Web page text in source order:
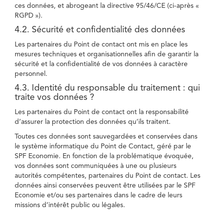
ces données, et abrogeant la directive 95/46/CE (ci-après «
RGPD »).
4.2. Sécurité et confidentialité des données
Les partenaires du Point de contact ont mis en place les
mesures techniques et organisationnelles afin de garantir la
sécurité et la confidentialité de vos données à caractère
personnel.
4.3. Identité du responsable du traitement : qui
traite vos données ?
Les partenaires du Point de contact ont la responsabilité
d’assurer la protection des données qu’ils traitent.
Toutes ces données sont sauvegardées et conservées dans
le système informatique du Point de Contact, géré par le
SPF Economie. En fonction de la problématique évoquée,
vos données sont communiquées à une ou plusieurs
autorités compétentes, partenaires du Point de contact. Les
données ainsi conservées peuvent être utilisées par le SPF
Economie et/ou ses partenaires dans le cadre de leurs
missions d’intérêt public ou légales.